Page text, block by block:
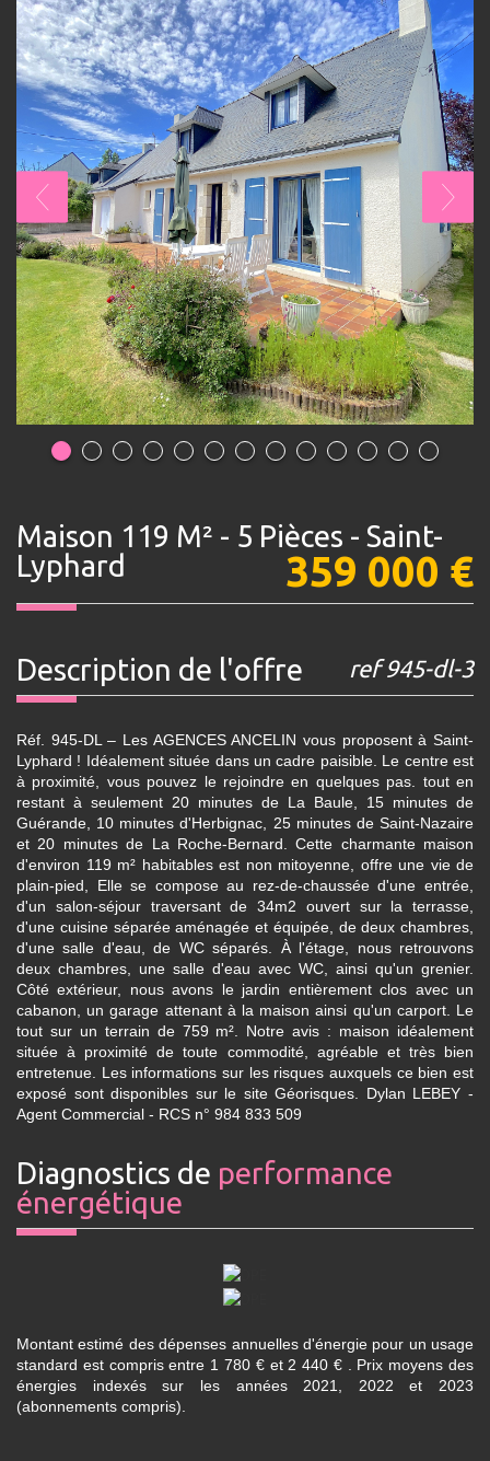
Maison 119 M² - 5 Pièces - Saint-
Lyphard
359 000 €
description de l'offre ref 945-dl-3
Réf. 945-DL – Les AGENCES ANCELIN vous proposent à Saint-
Lyphard ! Idéalement située dans un cadre paisible. Le centre est
à proximité, vous pouvez le rejoindre en quelques pas. tout en
restant à seulement 20 minutes de La Baule, 15 minutes de
Guérande, 10 minutes d'Herbignac, 25 minutes de Saint-Nazaire
et 20 minutes de La Roche-Bernard. Cette charmante maison
d'environ 119 m² habitables est non mitoyenne, offre une vie de
plain-pied, Elle se compose au rez-de-chaussée d'une entrée,
d'un salon-séjour traversant de 34m2 ouvert sur la terrasse,
d'une cuisine séparée aménagée et équipée, de deux chambres,
d'une salle d'eau, de WC séparés. À l'étage, nous retrouvons
deux chambres, une salle d'eau avec WC, ainsi qu'un grenier.
Côté extérieur, nous avons le jardin entièrement clos avec un
cabanon, un garage attenant à la maison ainsi qu'un carport. Le
tout sur un terrain de 759 m². Notre avis : maison idéalement
située à proximité de toute commodité, agréable et très bien
entretenue. Les informations sur les risques auxquels ce bien est
exposé sont disponibles sur le site Géorisques. Dylan LEBEY -
Agent Commercial - RCS n° 984 833 509
diagnostics de performance
énergétique
Montant estimé des dépenses annuelles d'énergie pour un usage
standard est compris entre 1 780 € et 2 440 € . Prix moyens des
énergies indexés sur les années 2021, 2022 et 2023
(abonnements compris).